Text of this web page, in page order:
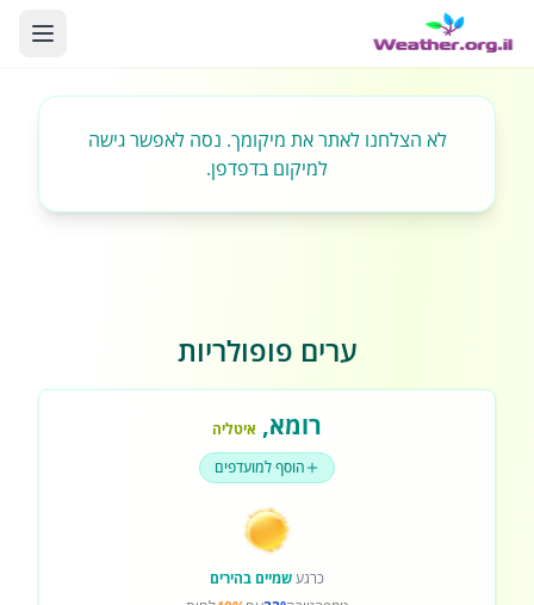
לא הצלחנו לאתר את מיקומך. נסה לאפשר גישה
למיקום בדפדפן.
ערים פופולריות
רומא, איטליה
הוסף למועדפים
כרגעשמיים בהירים